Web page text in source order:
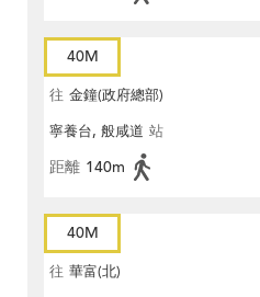
40M
往 金鐘(政府總部)
寧養台, 般咸道 站
距離 140m
40M
往 華富(北)